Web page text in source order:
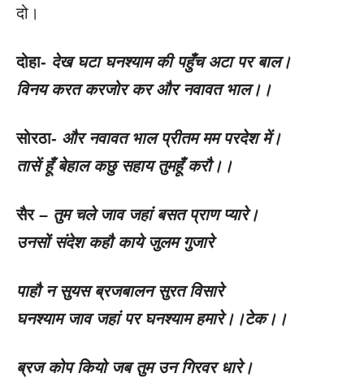
दो।
दोहा- देख घटा घनश्याम की पहुँच अटा पर बाल।
विनय करत करजोर कर और नवावत भाल।।
सोरठा- और नवावत भाल प्रीतम मम परदेश में।
तासें हूँ बेहाल कछु सहाय तुमहूँ करौ।।
सैर – तुम चले जाव जहां बसत प्राण प्यारे।
उनसों संदेश कहौ काये जुलम गुजारे
पाहौ न सुयस ब्रजबालन सुरत विसारे
घनश्याम जाव जहां पर घनश्याम हमारे।।टेक।।
ब्रज कोप कियो जब तुम उन गिरवर धारे।